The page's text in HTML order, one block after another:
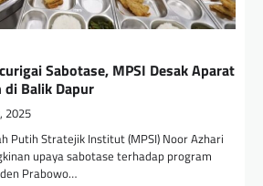
Sabotase, MPSI Desak Aparat
di Balik Dapur
2025
Putih Stratejik Institut (MPSI) Noor Azhari
upaya sabotase terhadap program
Prabowo…